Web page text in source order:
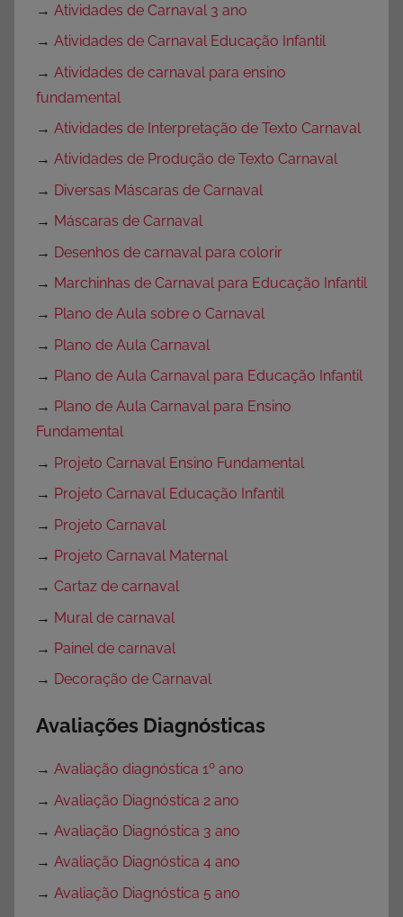
→ Atividades de Carnaval 3 ano
→ Atividades de Carnaval Educação Infantil
→ Atividades de carnaval para ensino
fundamental
→ Atividades de Interpretação de Texto Carnaval
→ Atividades de Produção de Texto Carnaval
→ Diversas Máscaras de Carnaval
→ Máscaras de Carnaval
→ Desenhos de carnaval para colorir
→ Marchinhas de Carnaval para Educação Infantil
→ Plano de Aula sobre o Carnaval
→ Plano de Aula Carnaval
→ Plano de Aula Carnaval para Educação Infantil
→ Plano de Aula Carnaval para Ensino
Fundamental
→ Projeto Carnaval Ensino Fundamental
→ Projeto Carnaval Educação Infantil
→ Projeto Carnaval
→ Projeto Carnaval Maternal
→ Cartaz de carnaval
→ Mural de carnaval
→ Painel de carnaval
→ Decoração de Carnaval
Avaliações Diagnósticas
→ Avaliação diagnóstica 1º ano
→ Avaliação Diagnóstica 2 ano
→ Avaliação Diagnóstica 3 ano
→ Avaliação Diagnóstica 4 ano
→ Avaliação Diagnóstica 5 ano